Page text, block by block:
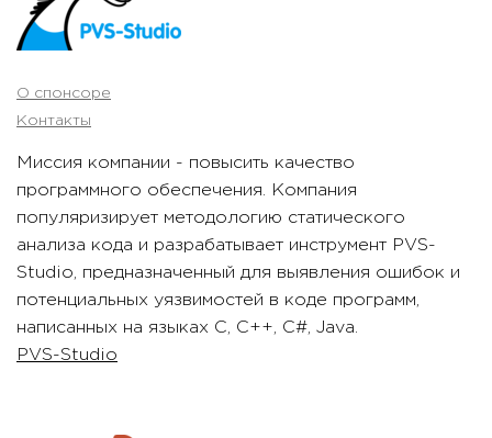
О спонсоре
Контакты
Миссия компании - повысить качество
программного обеспечения. Компания
популяризирует методологию статического
анализа кода и разрабатывает инструмент PVS-
Studio, предназначенный для выявления ошибок и
потенциальных уязвимостей в коде программ,
написанных на языках С, C++, C#, Java.
PVS-Studio